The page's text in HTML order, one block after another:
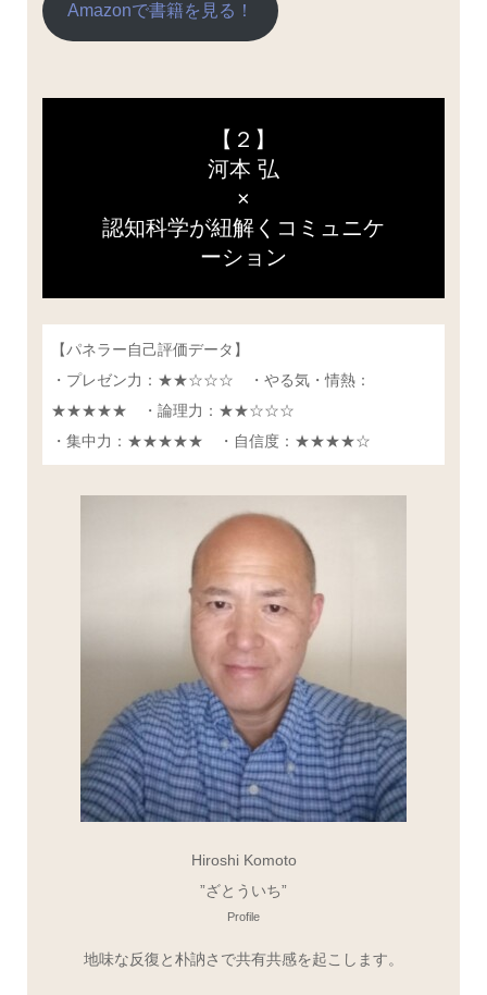
Amazonで書籍を見る！
【２】
河本 弘
×
認知科学が紐解くコミュニケ
ーション
【パネラー自己評価データ】
・プレゼン力：★★☆☆☆ ・やる気・情熱：
★★★★★ ・論理力：★★☆☆☆
・集中力：★★★★★ ・自信度：★★★★☆
Hiroshi Komoto
”ざとういち”
Profile
地味な反復と朴訥さで共有共感を起こします。